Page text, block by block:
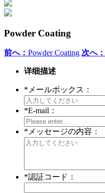
Powder Coating
前へ： Powder Coating 次へ：
详细描述
* メールボックス：
*E-mail：
* メッセージの内容：
*認証コード：